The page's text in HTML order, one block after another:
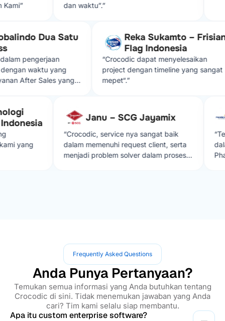
dan waktu”.”
Globalindo Dua Satu
dalam pengerjaan
dengan waktu yang
After Sales yang
jika ada kendala dalam
Reka Sukamto –
Flag Indonesia
“Crocodic dapat menyelesaikan
project dengan timeline yang
mepet“.”
yang
Janu – SCG Jayamix
“Crocodic, service nya sangat baik
dalam memenuhi request client, serta
menjadi problem solver dalam proses
Frequently Asked Questions
Anda Punya Pertanyaan?
Temukan semua informasi yang Anda butuhkan tentang
Crocodic di sini. Tidak menemukan jawaban yang Anda
cari? Tim kami selalu siap membantu.
Apa itu custom enterprise software?